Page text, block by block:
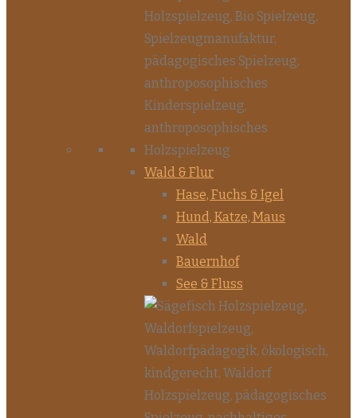
Wald & Flur
Hase, Fuchs & Igel
Hund, Katze, Maus
Wald
Bauernhof
See & Fluss